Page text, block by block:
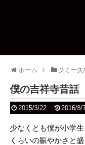
ホーム ジミー
僕の吉祥寺昔
2015/3/22 2016/8/
少なくとも僕が小学
くらいの賑やかさと